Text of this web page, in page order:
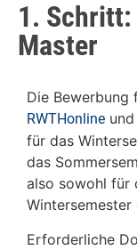
1. Schritt:
Master
Die
RWTHonline
für das
das
also sowohl für
Wintersemester
Erforderliche